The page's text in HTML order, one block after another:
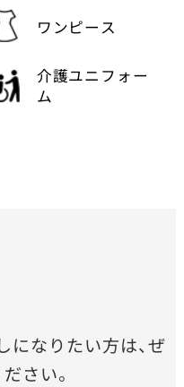
ワンピース
介護ユニフォー
ム
になりたい方は、ぜ
さい。